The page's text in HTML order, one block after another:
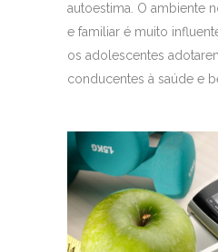
autoestima. O ambiente
e familiar é muito
os adolescentes
conducentes à saúde e